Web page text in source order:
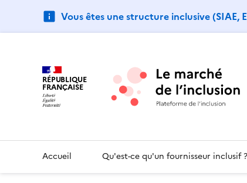
Vous êtes une structure inclusive (SIAE,
RÉPUBLIQUE
FRANÇAISE
Accueil Qu'est-ce qu'un fournisseur inclusif ?